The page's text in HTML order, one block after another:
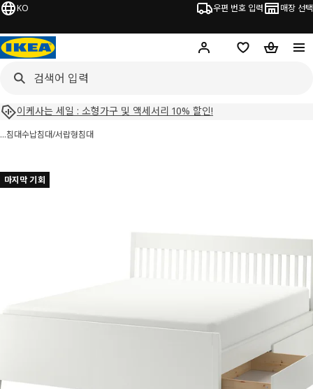
KO 우편 번호 입력 매장 선택
Hej! 로그인 하기
위시리스트장바구니
이케사는 세일 : 소형가구 및 액세서리 10% 할인!
…침대수납침대/서랍형침대
너 뛰기
마지막 기회